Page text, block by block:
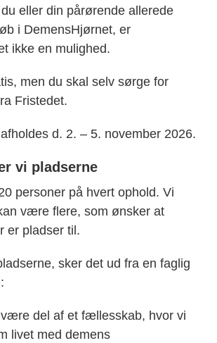
eller din pårørende allerede
i DemensHjørnet, er
ikke en mulighed.
men du skal selv sørge for
Fristedet.
afholdes d. 2. – 5. november 2026.
vi pladserne
personer på hvert ophold. Vi
være flere, som ønsker at
er pladser til.
sker det ud fra en faglig
del af et fællesskab, hvor vi
livet med demens